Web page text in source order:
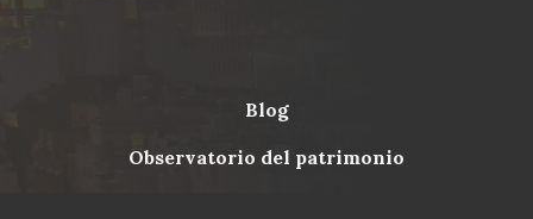
Menu
blog
observatorio del patrimonio